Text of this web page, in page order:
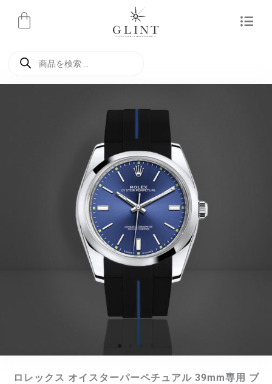
ッ
ロレックス オイスターパーペチュアル 39mm専用 ブ